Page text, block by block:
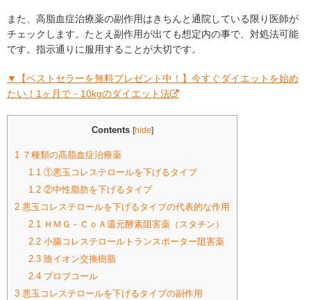
また、高脂血症治療薬の副作用はきちんと通院している限り医師が
チェックします。たとえ副作用が出ても想定内の事で、対処法可能
です。指示通りに服用することが大切です。
▼【ベストセラーを無料プレゼント中！】今すぐダイエットを始め
たい！1ヶ月で－10kgのダイエット法
Contents [hide]
1 ７種類の高脂血症治療薬
1.1①悪玉コレステロールを下げるタイプ
1.2②中性脂肪を下げるタイプ
2 悪玉コレステロールを下げるタイプの代表的な作用
2.1ＨＭＧ－ＣｏＡ還元酵素阻害薬（スタチン）
2.2小腸コレステロールトランスポーター阻害薬
2.3陰イオン交換樹脂
2.4プロブコール
3 悪玉コレステロールを下げるタイプの副作用